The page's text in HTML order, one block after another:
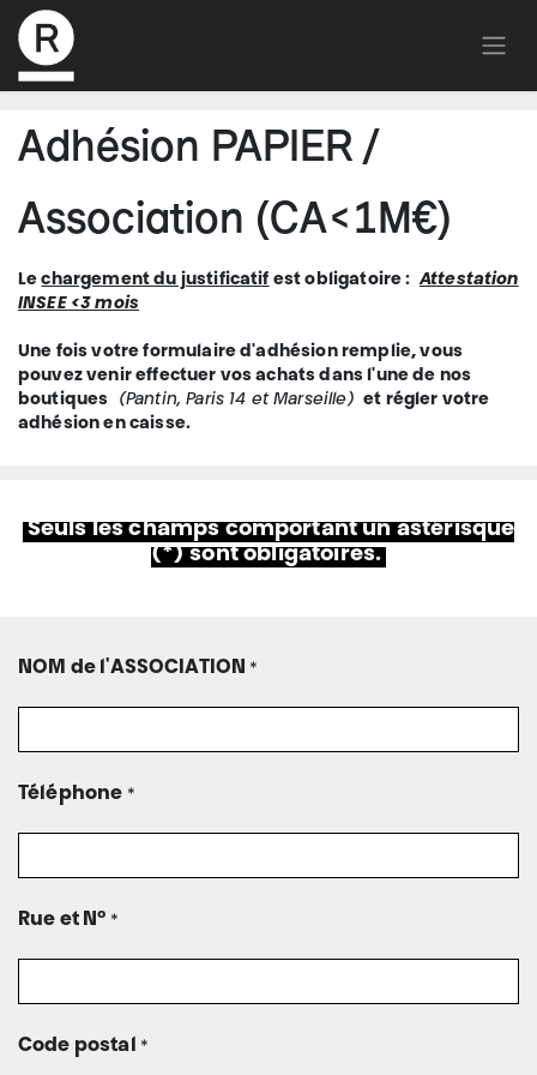
Adhésion PAPIER /
Association (CA<1M€)
Lechargement du justificatif est obligatoire : Attestation
INSEE <3 mois
Une fois votre formulaire d'adhésion remplie, vous
pouvez venir effectuer vos achats dans l'une de nos
boutiques
(Pantin, Paris 14 et Marseille) et régler votre
adhésion en caisse.
Seuls les champs comportant un astérisque
(*) sont obligatoires.
NOM de l'ASSOCIATION *
Téléphone *
Rue et N° *
Code postal *